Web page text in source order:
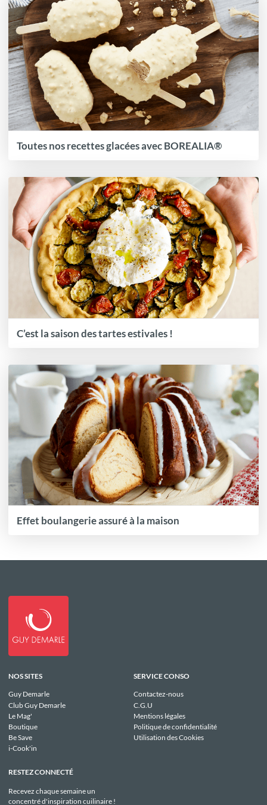
Toutes nos recettes glacées avec BOREALIA®
C’est la saison des tartes estivales !
Effet boulangerie assuré à la maison
NOS SITES
Guy Demarle
Club Guy Demarle
Le Mag'
Boutique
Be Save
i-Cook'in
SERVICE CONSO
Contactez-nous
C.G.U
Mentions légales
Politique de confidentialité
Utilisation des Cookies
RESTEZ CONNECTÉ
Recevez chaque semaine un
concentré d'inspiration cuilinaire !